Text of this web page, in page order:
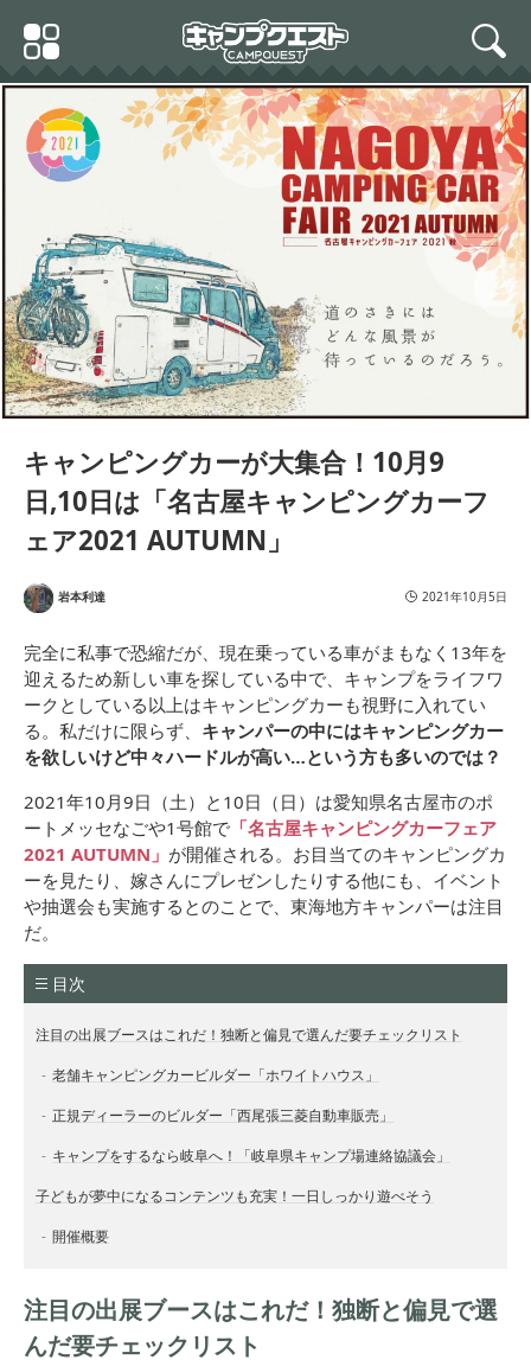
Primary
Menu
search
キャンピングカーが大集合！10月9
日,10日は「名古屋キャンピングカーフ
ェア2021 AUTUMN」
岩本利達 2021年10月5日
完全に私事で恐縮だが、現在乗っている車がまもなく13年を
迎えるため新しい車を探している中で、キャンプをライフワ
ークとしている以上はキャンピングカーも視野に入れてい
る。私だけに限らず、 キャンパーの中にはキャンピングカー
を欲しいけど中々ハードルが高い…という方も多いのでは？
2021年10月9日（土）と10日（日）は愛知県名古屋市のポ
ートメッセなごや1号館で 「名古屋キャンピングカーフェア
2021 AUTUMN」 が開催される。お目当てのキャンピングカ
ーを見たり、嫁さんにプレゼンしたりする他にも、イベント
や抽選会も実施するとのことで、東海地方キャンパーは注目
だ。
目次
注目の出展ブースはこれだ！独断と偏見で選んだ要チェックリスト
老舗キャンピングカービルダー「ホワイトハウス」
正規ディーラーのビルダー「西尾張三菱自動車販売」
キャンプをするなら岐阜へ！「岐阜県キャンプ場連絡協議会」
子どもが夢中になるコンテンツも充実！一日しっかり遊べそう
開催概要
注目の出展ブースはこれだ！独断と偏見で選
んだ要チェックリスト